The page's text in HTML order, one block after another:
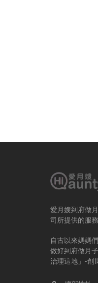
愛月嫂到府做
司所提供的服
自古以來媽媽
做好到府做月
治理這地」-創